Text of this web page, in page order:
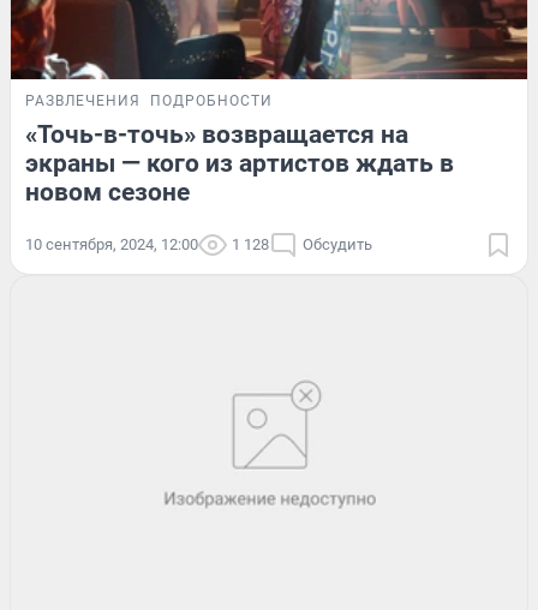
РАЗВЛЕЧЕНИЯ ПОДРОБНОСТИ
«Точь-в-точь» возвращается на
экраны — кого из артистов ждать в
новом сезоне
10 сентября, 2024, 12:00 1 128 Обсудить